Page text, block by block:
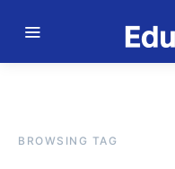
BROWSING TAG